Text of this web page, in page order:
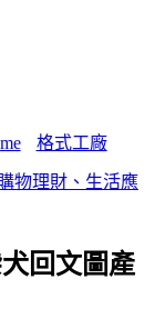
格式工廠
物理財、生活應
回文圖產